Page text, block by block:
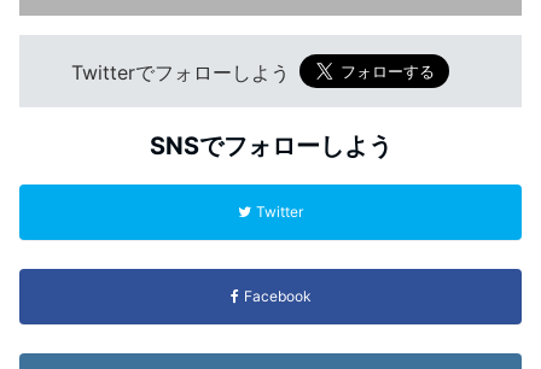
Twitterでフォローしよう
SNSでフォローしよう
Twitter
Facebook